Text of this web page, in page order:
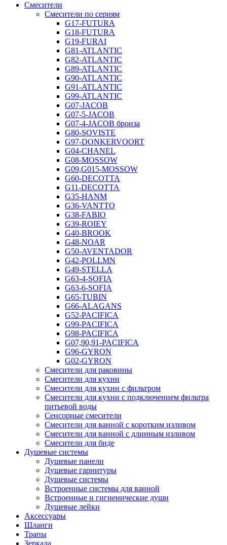
Смесители
Смесители по сериям
G17-FUTURA
G18-FUTURA
G19-FURAI
G81-ATLANTIC
G82-ATLANTIC
G89-ATLANTIC
G90-ATLANTIC
G91-ATLANTIC
G99-ATLANTIC
G07-JACOB
G07-5-JACOB
G07-4-JACOB бронза
G80-SOVISTE
G97-DONKERVOORT
G04-CHANEL
G08-MOSSOW
G09,G015-MOSSOW
G60-DECOTTA
G11-DECOTTA
G35-HANM
G36-VANTTO
G38-FABIO
G39-ROIEY
G40-BROOK
G48-NOAR
G50-AVENTADOR
G42-POLLMN
G49-STELLA
G63-4-SOFIA
G63-6-SOFIA
G65-TUBIN
G66-ALAGANS
G52-PACIFICA
G99-PACIFICA
G98-PACIFICA
G07,90,91-PACIFICA
G96-GYRON
G02-GYRON
Смесители для раковины
Смесители для кухни
Смесители для кухни с фильтром
Смесители для кухни с подключением фильтра
питьевой воды
Сенсорные смесители
Смесители для ванной с коротким изливом
Смесители для ванной с длинным изливом
Смесители для биде
Душевые системы
Душевые панели
Душевые гарнитуры
Душевые системы
Встроенные системы для ванной
Встроенные и гигиенические души
Душевые лейки
Аксессуары
Шланги
Трапы